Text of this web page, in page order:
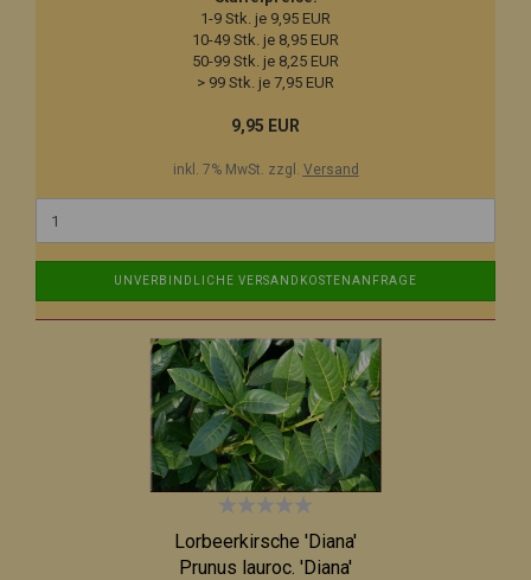
1-9 Stk. je 9,95 EUR
10-49 Stk. je 8,95 EUR
50-99 Stk. je 8,25 EUR
> 99 Stk. je 7,95 EUR
9,95 EUR
inkl. 7% MwSt. zzgl. Versand
UNVERBINDLICHE VERSANDKOSTENANFRAGE
Lorbeerkirsche 'Diana'
Prunus lauroc. 'Diana'